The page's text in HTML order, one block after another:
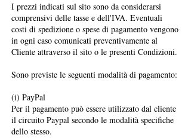
I prezzi indicati sul sito sono da considerarsi
comprensivi delle tasse e dell'IVA. Eventuali
costi di spedizione o spese di pagamento vengono
in ogni caso comunicati preventivamente al
Cliente attraverso il sito o le presenti Condizioni.
Sono previste le seguenti modalità di pagamento:
(i) PayPal
Per il pagamento può essere utilizzato dal cliente
il circuito Paypal secondo le modalità specifiche
dello stesso.